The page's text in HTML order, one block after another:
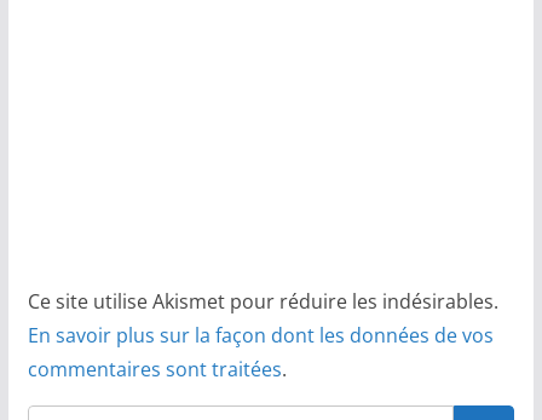
Ce site utilise Akismet pour réduire les indésirables.
En savoir plus sur la façon dont les données de vos
commentaires sont traitées.